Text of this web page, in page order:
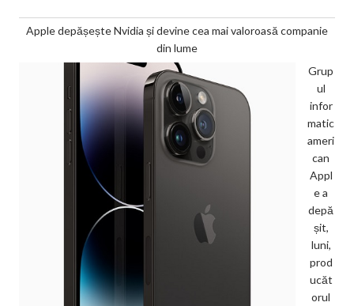
Apple depășește Nvidia și devine cea mai valoroasă companie
din lume
Grup
ul
infor
matic
ameri
can
Appl
e a
depă
șit,
luni,
prod
ucăt
orul